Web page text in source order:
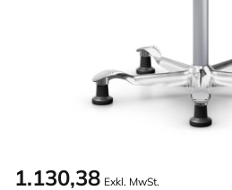
1.130,38 Exkl. MwSt.